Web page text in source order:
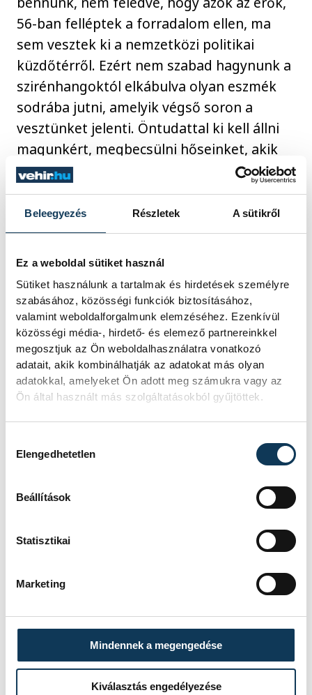
Beleegyezés Részletek A sütikről
Ez a weboldal sütiket használ
Sütiket használunk a tartalmak és hirdetések személyre
szabásához, közösségi funkciók biztosításához,
valamint weboldalforgalmunk elemzéséhez. Ezenkívül
közösségi média-, hirdető- és elemező partnereinkkel
megosztjuk az Ön weboldalhasználatra vonatkozó
adatait, akik kombinálhatják az adatokat más olyan
adatokkal, amelyeket Ön adott meg számukra vagy az
Ön által használt más szolgáltatásokból gyűjtöttek.
Elengedhetetlen
Beállítások
Statisztikai
Marketing
Mindennek a megengedése
Kiválasztás engedélyezése
56-ban felléptek a forradalom ellen, ma
sem vesztek ki a nemzetközi politikai
küzdőtérről. Ezért nem szabad hagynunk a
szirénhangoktól elkábulva olyan eszmék
sodrába jutni, amelyik végső soron a
vesztünket jelenti. Öntudattal ki kell állni
magunkért, megbecsülni hőseinket, akik
egy szabad Magyarországért cselekedtek,
és még ha évtizedekkel később is, de
tettük beigazolódott. Hiszen ahogy Márai
írja a Mennyből az angyal című
„Angyal, vidd meg a hírt az
hőseink véréből is született egy új élet, és
ennek köszönhetjük, hogy most szabadon
emlékezhetünk – zárta gondolatait Káhler.
forradalomban és az azt követő
megtorlásban elesettekről név szerint is
megemlékeztek a jelenlévők, majd a Vár
utcában található Brusznyai emléktáblánál